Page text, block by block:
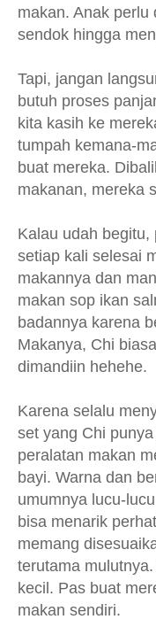
makan. Anak perlu
sendok hingga
Tapi, jangan
butuh proses
kita kasih ke
tumpah kemana-
buat mereka.
makanan, mereka
Kalau udah begitu,
setiap kali selesai
makannya dan
makan sop ikan
badannya karena
Makanya, Chi
dimandiin hehehe.
Karena selalu
set yang Chi
peralatan makan
bayi. Warna dan
umumnya lucu-
bisa menarik
memang
terutama
kecil. Pas buat
makan sendiri.